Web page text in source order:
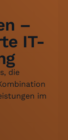
–
IT-
die
im